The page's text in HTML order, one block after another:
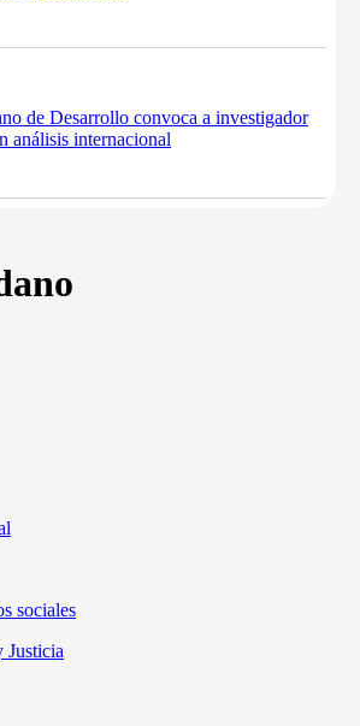
de Desarrollo convoca a investigador
análisis internacional
sociales
Justicia